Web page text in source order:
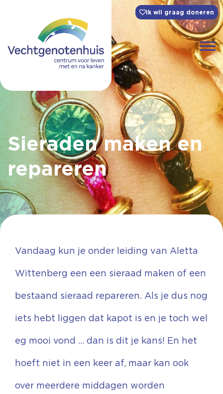
Ik wil graag doneren
Sieraden maken en
repareren
Vandaag kun je onder leiding van Aletta
Wittenberg een een sieraad maken of een
bestaand sieraad repareren. Als je dus nog
iets hebt liggen dat kapot is en je toch wel
eg mooi vond … dan is dit je kans! En het
hoeft niet in een keer af, maar kan ook
over meerdere middagen worden